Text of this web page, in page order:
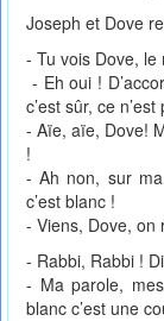
Joseph et Dove
- Tu vois Dove, le
- Eh oui !
c’est sûr, ce
- Aïe, aïe, Dove!
!
- Ah non, sur
c’est blanc !
- Viens, Dove, on
- Rabbi, Rabbi !
- Ma parole,
blanc c’est une